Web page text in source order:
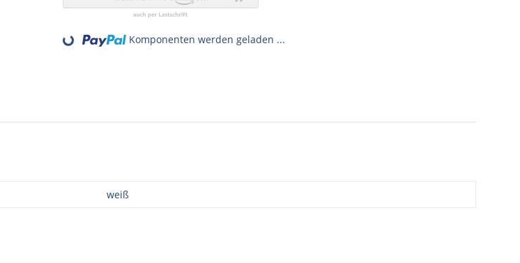
Loading... Komponenten werden geladen ...
weiß